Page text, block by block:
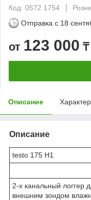
Код: 0572 1754
Отправка с 18
от 123 000 ₸
Описание
Описание
testo 175 H1
2-х канальный логгер
внешним зондом